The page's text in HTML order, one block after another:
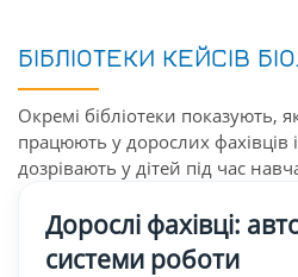
БІБЛІОТЕКИ КЕЙСІВ
Окремі бібліотеки показують,
працюють у дорослих фахівців
дозрівають у дітей під час
Дорослі фахівці:
системи роботи